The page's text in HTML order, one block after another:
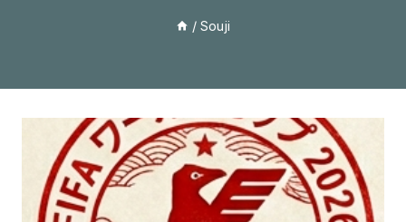
/ Souji